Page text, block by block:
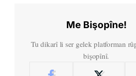
Me Bişopîne!
Tu dikarî li ser gelek platforman
bişopînî.